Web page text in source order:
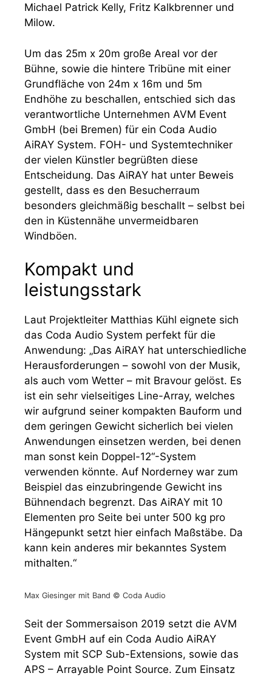
Michael Patrick Kelly, Fritz Kalkbrenner und
Milow.
Um das 25m x 20m große Areal vor der
Bühne, sowie die hintere Tribüne mit einer
Grundfläche von 24m x 16m und 5m
Endhöhe zu beschallen, entschied sich das
verantwortliche Unternehmen AVM Event
GmbH (bei Bremen) für ein Coda Audio
AiRAY System. FOH- und Systemtechniker
der vielen Künstler begrüßten diese
Entscheidung. Das AiRAY hat unter Beweis
gestellt, dass es den Besucherraum
besonders gleichmäßig beschallt – selbst bei
den in Küstennähe unvermeidbaren
Windböen.
Kompakt und
leistungsstark
Laut Projektleiter Matthias Kühl eignete sich
das Coda Audio System perfekt für die
Anwendung: „Das AiRAY hat unterschiedliche
Herausforderungen – sowohl von der Musik,
als auch vom Wetter – mit Bravour gelöst. Es
ist ein sehr vielseitiges Line-Array, welches
wir aufgrund seiner kompakten Bauform und
dem geringen Gewicht sicherlich bei vielen
Anwendungen einsetzen werden, bei denen
man sonst kein Doppel-12“-System
verwenden könnte. Auf Norderney war zum
Beispiel das einzubringende Gewicht ins
Bühnendach begrenzt. Das AiRAY mit 10
Elementen pro Seite bei unter 500 kg pro
Hängepunkt setzt hier einfach Maßstäbe. Da
kann kein anderes mir bekanntes System
mithalten.“
Max Giesinger mit Band © Coda Audio
Seit der Sommersaison 2019 setzt die AVM
Event GmbH auf ein Coda Audio AiRAY
System mit SCP Sub-Extensions, sowie das
APS – Arrayable Point Source. Zum Einsatz